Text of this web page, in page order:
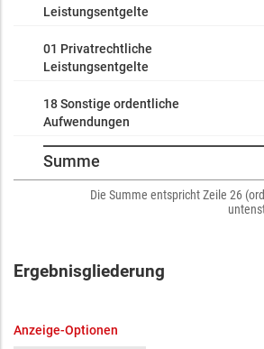
Leistungsentgelte
01 Privatrechtliche
Leistungsentgelte
18 Sonstige ordentliche
Aufwendungen
Summe
Die Summe entspricht Zeile 26
Ergebnisgliederung
Anzeige-Optionen